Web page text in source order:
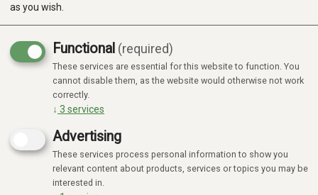
Produkter
Kategorier
Campaign
as you wish.
Functional (required)
These services are essential for this website to function. You
cannot disable them, as the website would otherwise not work
correctly.
↓ 3 services
Advertising
These services process personal information to show you
relevant content about products, services or topics you may be
interested in.